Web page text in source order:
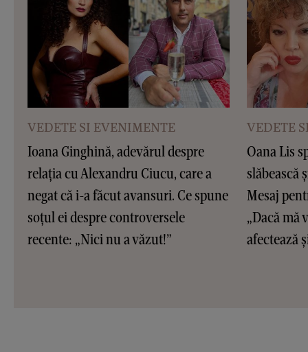
VEDETE SI EVENIMENTE
Ioana Ginghină, adevărul despre
relația cu Alexandru Ciucu, care a
negat că i-a făcut avansuri. Ce spune
soțul ei despre controversele
recente: „Nici nu a văzut!”
VEDETE
Oana Lis
slăbească
Mesaj
„Dacă mă
afectează